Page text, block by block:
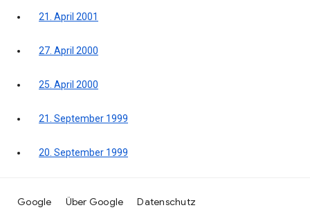
21. April 2001
27. April 2000
25. April 2000
21. September 1999
20. September 1999
Google Über Google Datenschutz